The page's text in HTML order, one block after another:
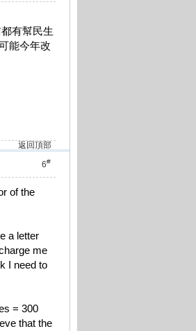
有幫民生
能今年改
返回頂部
6#
of the
a letter
me
I need to
= 300
that the